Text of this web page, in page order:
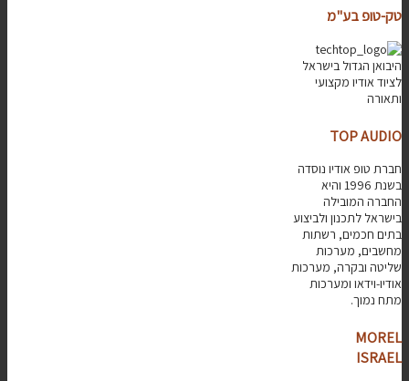
טק-טופ בע"מ
היבואן הגדול בישראל
לציוד אודיו מקצועי
ותאורה
TOP AUDIO
חברת טופ אודיו נוסדה
בשנת 1996 והיא
החברה המובילה
בישראל לתכנון ולביצוע
בתים חכמים, רשתות
מחשבים, מערכות
שליטה ובקרה, מערכות
אודיו-וידאו ומערכות
מתח נמוך.
MOREL
ISRAEL